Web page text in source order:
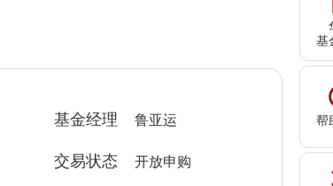
基
帮
基金经理 鲁亚运
交易状态 开放申购